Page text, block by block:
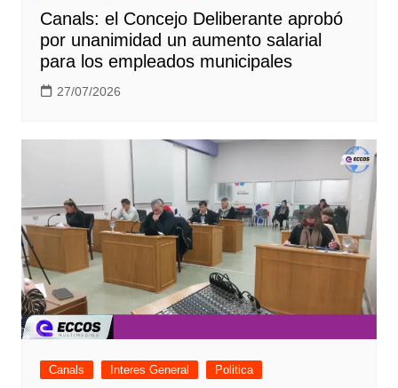
Canals: el Concejo Deliberante aprobó
por unanimidad un aumento salarial
para los empleados municipales
27/07/2026
Canals Interes General Politica